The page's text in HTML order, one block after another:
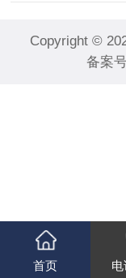
Copyright ©
备案号
首页